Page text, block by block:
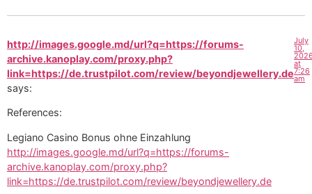
http://images.google.md/url?q=https://forums-
archive.kanoplay.com/proxy.php?
link=https://de.trustpilot.com/review/beyondjewellery.de
says:
July
10,
at
7:26
am
References:
Legiano Casino Bonus ohne Einzahlung
http://images.google.md/url?q=https://forums-
archive.kanoplay.com/proxy.php?
link=https://de.trustpilot.com/review/beyondjewellery.de